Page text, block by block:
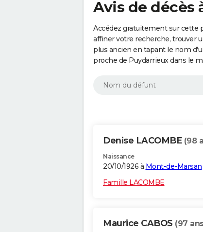
Avis de décès
Accédez gratuitement sur cette
affiner votre recherche, trouver
plus ancien en tapant le nom
proche de Puydarrieux dans le
Denise LACOMBE (98
Naissance
20/10/1926 à Mont-de-Marsan
Famille LACOMBE
Maurice CABOS (97